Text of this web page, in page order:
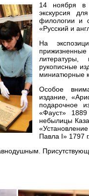
14 ноября в
экскурсия
филологии и
«Русский и
На
литературы,
рукописные
миниатюрные
Особое
издание,
подарочное
«Фауст»
небылицы
Павла I» 1797